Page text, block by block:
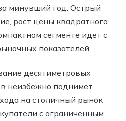
минувший год. Острый
рост цены квадратного
сегменте идет с
показателей.
десятиметровых
неизбежно поднимет
на столичный рынок
с ограниченным